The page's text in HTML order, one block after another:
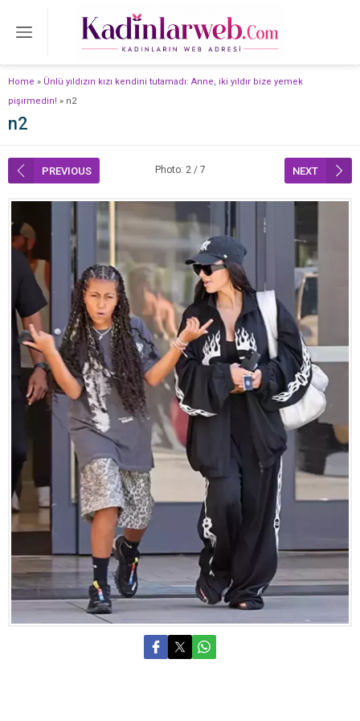
Home » Ünlü yıldızın kızı kendini tutamadı: Anne, iki yıldır bize yemek
pişirmedin! » n2
n2
PREVIOUS Photo: 2 / 7 NEXT